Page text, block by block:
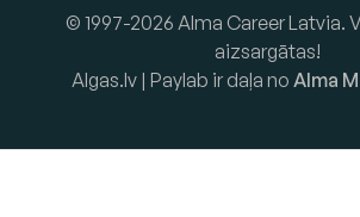
© 1997-2026 Alma Career Latvia.
aizsargātas!
Algas.lv | Paylab ir daļa no Alma